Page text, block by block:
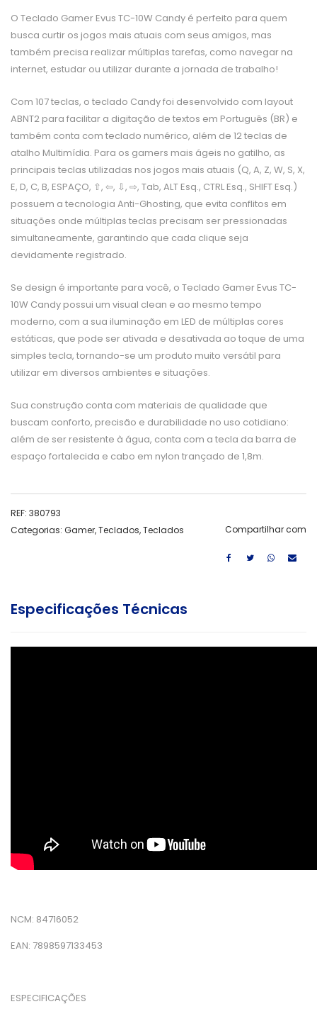
O Teclado Gamer Evus TC-10W Candy é perfeito para quem
busca curtir os jogos mais atuais com seus amigos, mas
também precisa realizar múltiplas tarefas, como navegar na
internet, estudar ou utilizar durante a jornada de trabalho!
Com 107 teclas, o teclado Candy foi desenvolvido com layout
ABNT2 para facilitar a digitação de textos em Português (BR) e
também conta com teclado numérico, além de 12 teclas de
atalho Multimídia. Para os gamers mais ágeis no gatilho, as
principais teclas utilizadas nos jogos mais atuais (Q, A, Z, W, S, X,
E, D, C, B, ESPAÇO, ⇧, ⇦, ⇩, ⇨, Tab, ALT Esq., CTRL Esq., SHIFT Esq.)
possuem a tecnologia Anti-Ghosting, que evita conflitos em
situações onde múltiplas teclas precisam ser pressionadas
simultaneamente, garantindo que cada clique seja
devidamente registrado.
Se design é importante para você, o Teclado Gamer Evus TC-
10W Candy possui um visual clean e ao mesmo tempo
moderno, com a sua iluminação em LED de múltiplas cores
estáticas, que pode ser ativada e desativada ao toque de uma
simples tecla, tornando-se um produto muito versátil para
utilizar em diversos ambientes e situações.
Sua construção conta com materiais de qualidade que
buscam conforto, precisão e durabilidade no uso cotidiano:
além de ser resistente à água, conta com a tecla da barra de
espaço fortalecida e cabo em nylon trançado de 1,8m.
REF: 380793
Categorias: Gamer,Teclados,Teclados Compartilhar com
Especificações Técnicas
NCM: 84716052
EAN: 7898597133453
ESPECIFICAÇÕES